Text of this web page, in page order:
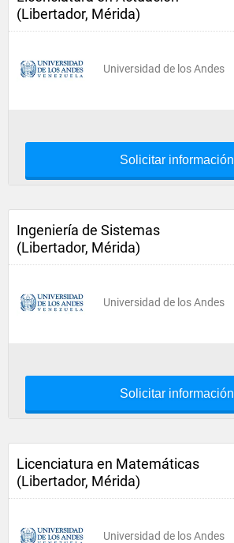
(Libertador, Mérida)
Universidad de los Andes
Solicitar información
Ingeniería de Sistemas
(Libertador, Mérida)
Universidad de los Andes
Solicitar información
Licenciatura en Matemáticas
(Libertador, Mérida)
Universidad de los Andes